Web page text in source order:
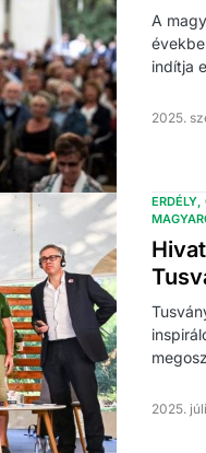
A
indítja
2025.
ERDÉLY
2025.